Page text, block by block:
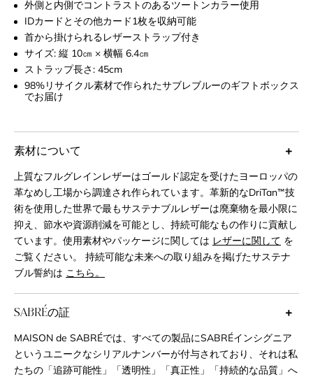
外側と内側でコントラストのあるツートンカラー使用
IDカードとその他カード1枚を収納可能
首から掛けられるレザーストラップ付き
サイズ: 縦 10㎝ × 横幅 6.4㎝
ストラップ長さ: 45cm
98%リサイクル素材で作られたサブレブルーのギフトボックス
でお届け
素材について
上質なフルグレインレザーはゴールド認定を受けたヨーロッパの
革なめし工場から調達され作られています。革新的なDriTan™技
術を使用した世界で最もサステナブルレザーは廃棄物を最小限に
抑え、節水や資源削減を可能とし、持続可能なもの作りに貢献し
ています。使用素材やパッケージに関しては レザーに関して を
ご覧ください。 持続可能な未来への取り組みを掲げたサステナ
ブル誓約は こちら。
SABRÉの証
MAISON de SABRÉでは、すべての製品にSABRÉインシグニア
というユニークなシリアルナンバーが付与されており、それは私
たちの「追跡可能性」「透明性」「真正性」「持続的な品質」へ